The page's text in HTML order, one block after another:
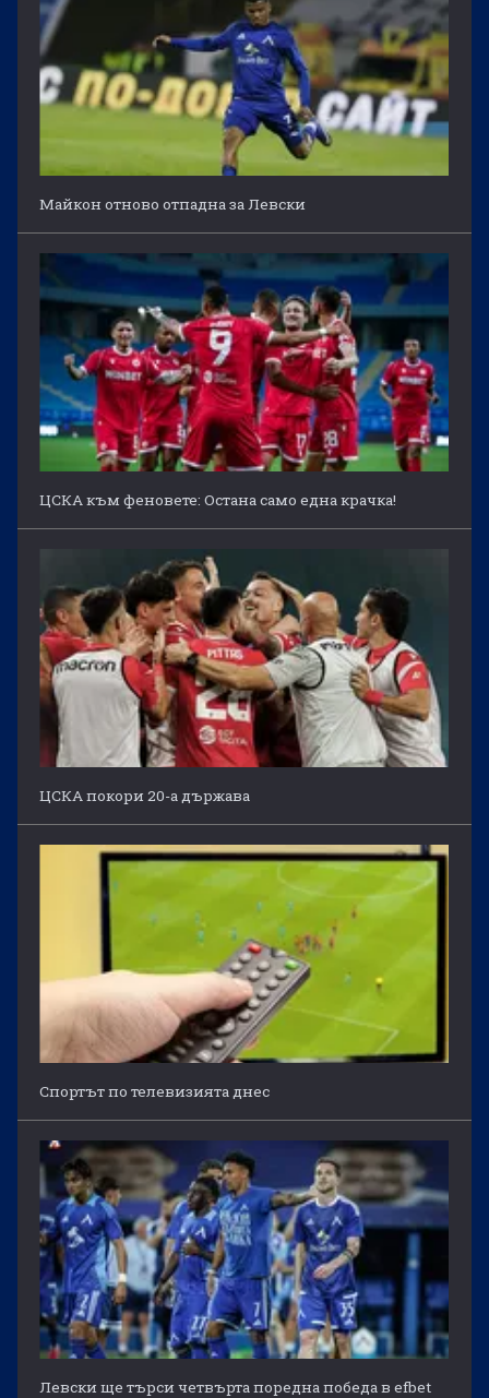
Майкон отново отпадна за Левски
ЦСКА към феновете: Остана само една крачка!
ЦСКА покори 20-а държава
Спортът по телевизията днес
Левски ще търси четвърта поредна победа в efbet